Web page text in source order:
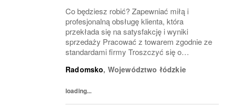
Co będziesz robić? Zapewniać miłą i
profesjonalną obsługę klienta, która
przekłada się na satysfakcję i wyniki
sprzedaży Pracować z towarem zgodnie ze
standardami firmy Troszczyć się o
(VM) z uwzględnieniem zasad i estetyki
Radomsko, Województwo łódzkie
loading...